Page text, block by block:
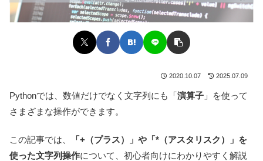
2020.10.07 2025.07.09
Pythonでは、数値だけでなく文字列にも「演算子 」を使って
さまざまな操作ができます。
この記事では、
「+（プラス）」や「*（アスタリスク）」を
使った文字列操作について、初心者向けにわかりやすく解説